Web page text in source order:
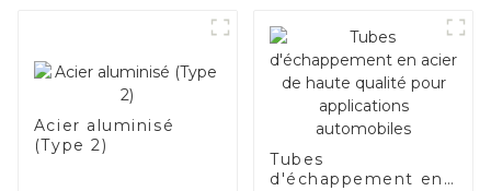
Acier aluminisé
(Type 2)
Tubes
d'échappement en